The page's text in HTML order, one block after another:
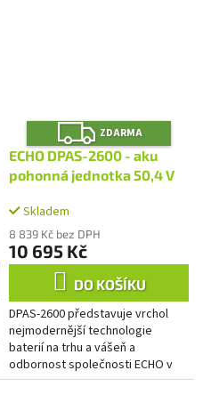
Z
D
A
R
M
ZDARMA
ECHO DPAS-2600 - aku
pohonná jednotka 50,4 V
Skladem
8 839 Kč bez DPH
10 695 Kč
DO KOŠÍKU
DPAS-2600 představuje vrchol
nejmodernější technologie
baterií na trhu a vášeň a
odbornost společnosti ECHO v
oblasti výroby motorů. Chceme,